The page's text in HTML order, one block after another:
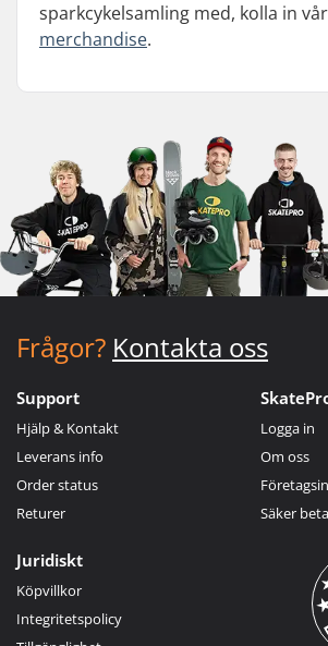
sparkcykelsamling med, kolla in vår
merchandise.
Frågor? Kontakta oss
Support
Hjälp & Kontakt
Leverans info
Order status
Returer
Logga in
Om oss
Säker
Juridiskt
Köpvillkor
Integritetspolicy